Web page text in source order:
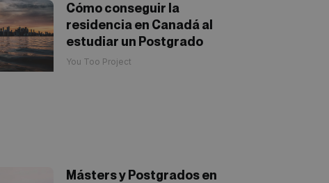
Cómo conseguir la
residencia en Canadá al
estudiar un Postgrado
You Too Project
Másters y Postgrados en